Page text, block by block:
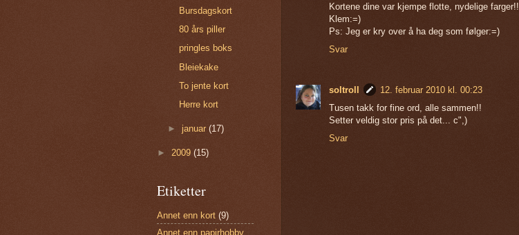
Kortene dine var kjempe flotte, nydelige farger!!
Klem:=)
Ps: Jeg er kry over å ha deg som følger:=)
Svar
soltroll
12. februar 2010 kl. 00:23
Tusen takk for fine ord, alle sammen!!
Setter veldig stor pris på det... c",)
Svar
Bursdagskort
80 års piller
pringles boks
Bleiekake
To jente kort
Herre kort
► januar(17)
► 2009 (15)
Etiketter
Annet enn kort (9)
Annet enn papirhobby